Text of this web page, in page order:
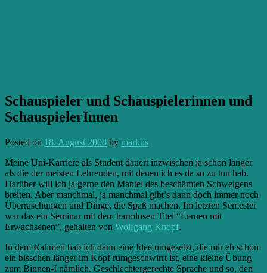
Schauspieler und Schauspielerinnen und
SchauspielerInnen
Posted on 18. August 2008 by markus
Meine Uni-Karriere als Student dauert inzwischen ja schon länger
als die der meisten Lehrenden, mit denen ich es da so zu tun hab.
Darüber will ich ja gerne den Mantel des beschämten Schweigens
breiten. Aber manchmal, ja manchmal gibt’s dann doch immer noch
Überraschungen und Dinge, die Spaß machen. Im letzten Semester
war das ein Seminar mit dem harmlosen Titel “Lernen mit
Erwachsenen”, gehalten von Wolfgang Knopf.
In dem Rahmen hab ich dann eine Idee umgesetzt, die mir eh schon
ein bisschen länger im Kopf rumgeschwirrt ist, eine kleine Übung
zum Binnen-I nämlich. Geschlechtergerechte Sprache und so, den